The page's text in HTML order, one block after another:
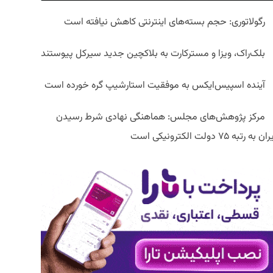
رگولاتوری: حجم بسته‌های اینترنتی کاهش نیافته است
بلک‌راک، ویزا و مسترکارت به بلاکچین جدید سیرکل پیوستند
آینده اسپیس‌ایکس به موفقیت استارشیپ گره خورده است
مرکز پژوهش‌های مجلس: هماهنگی نهادی شرط رسیدن
به رتبه ۷۵ دولت الکترونیکی است